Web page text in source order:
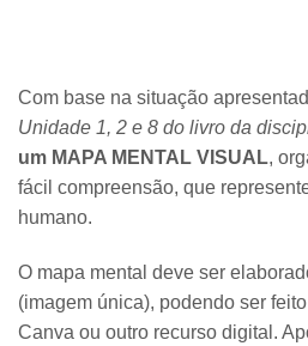
Com base na situação
Unidade 1, 2 e 8 do livro da
um MAPA MENTAL VISUAL,
fácil compreensão, que
humano.
O mapa mental deve ser
(imagem única), podendo ser
Canva ou outro recurso digital.